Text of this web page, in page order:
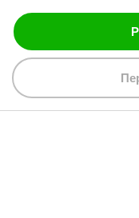
088 200 7002